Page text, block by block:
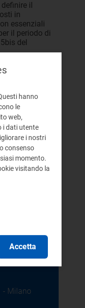
il
in
essenziali
il periodo di
del
- Milano
hanno
le
web,
i dati utente
i nostri
consenso
momento.
visitando la
Accetta